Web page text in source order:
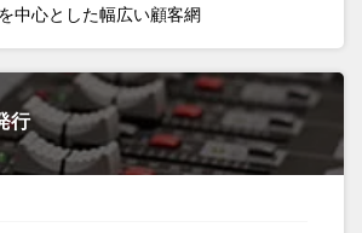
中心とした幅広い顧客網
行